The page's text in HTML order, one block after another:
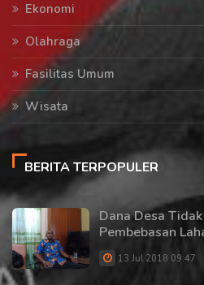
Ekonomi
Olahraga
Fasilitas Umum
Wisata
BERITA TERPOPULER
Dana Desa
Pembebasan
13 Jul 2018 09:47